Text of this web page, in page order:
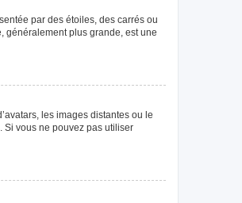
par des étoiles, des carrés ou
généralement plus grande, est une
les images distantes ou le
Si vous ne pouvez pas utiliser